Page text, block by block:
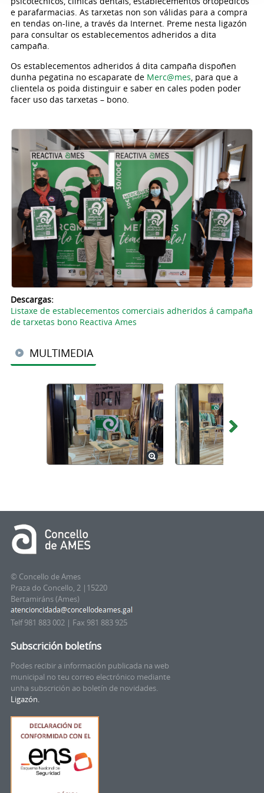
e parafarmacias. As tarxetas non son válidas para a compra
en tendas on-line, a través da Internet. Preme nesta ligazón
para consultar os establecementos adheridos a dita
campaña.
Os establecementos adheridos á dita campaña dispoñen
dunha pegatina no escaparate de Merc@mes, para que a
clientela os poida distinguir e saber en cales poden poder
facer uso das tarxetas – bono.
Descargas:
Listaxe de establecementos comerciais adheridos á campaña
de tarxetas bono Reactiva Ames
MULTIMEDIA
© Concello de Ames
Praza do Concello, 2 |15220
Bertamiráns (Ames)
Telf 981 883 002 | Fax 981 883 925
Subscrición boletíns
Podes recibir a información publicada na web
municipal no teu correo electrónico mediante
unha subscrición ao boletín de novidades.
Ligazón.